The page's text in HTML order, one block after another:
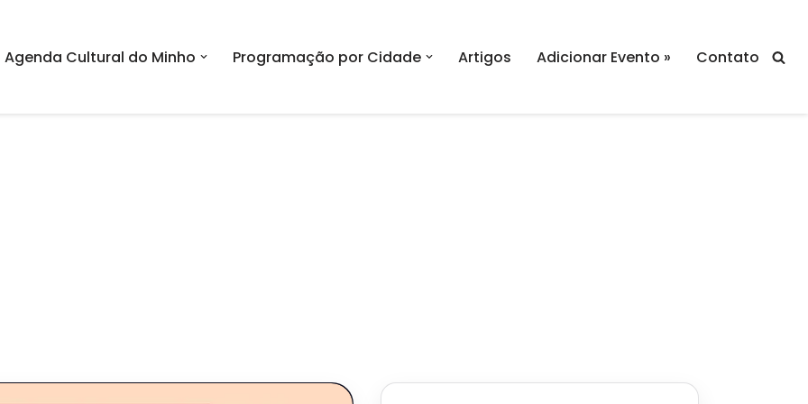
Agenda Cultural do Minho Programação por Cidade Artigos Adicionar Evento » Contato